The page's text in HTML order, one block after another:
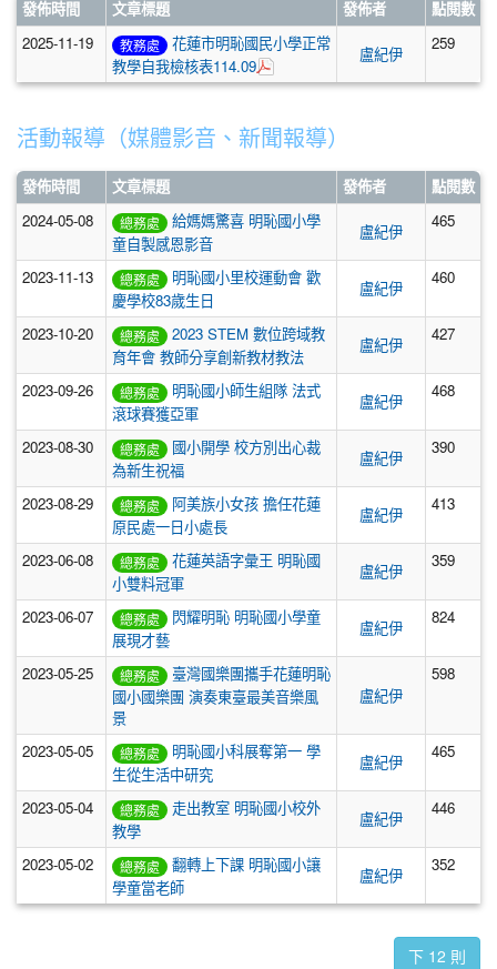
發佈時間 文章標題 發佈者 點閱數
2025-11-19 教務處
花蓮市明恥國民小學正常
教學自我檢核表114.09
於彈跳視窗觀看：花蓮市明恥國
盧紀伊
259
1
活動報導（媒體影音、新聞報導）
發佈時間 文章標題 發佈者 點閱數
2024-05-08 總務處
給媽媽驚喜 明恥國小學
童自製感恩影音
盧紀伊
465
2023-11-13 總務處
明恥國小里校運動會 歡
慶學校83歲生日
盧紀伊
460
2023-10-20 總務處
2023 STEM 數位跨域教
育年會 教師分享創新教材教法
盧紀伊
427
2023-09-26 總務處
明恥國小師生組隊 法式
滾球賽獲亞軍
盧紀伊
468
2023-08-30 總務處
國小開學 校方別出心裁
為新生祝福
盧紀伊
390
2023-08-29 總務處
阿美族小女孩 擔任花蓮
原民處一日小處長
盧紀伊
413
2023-06-08 總務處
花蓮英語字彙王 明恥國
小雙料冠軍
盧紀伊
359
2023-06-07 總務處
閃耀明恥 明恥國小學童
展現才藝
盧紀伊
824
2023-05-25 總務處
臺灣國樂團攜手花蓮明恥
國小國樂團 演奏東臺最美音樂風
景
盧紀伊
598
2023-05-05 總務處
明恥國小科展奪第一 學
生從生活中研究
盧紀伊
465
2023-05-04 總務處
走出教室 明恥國小校外
教學
盧紀伊
446
2023-05-02 總務處
翻轉上下課 明恥國小讓
學童當老師
盧紀伊
352
下 12 則